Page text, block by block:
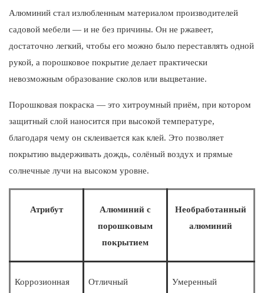
Алюминий стал излюбленным материалом производителей
садовой мебели — и не без причины. Он не ржавеет,
достаточно легкий, чтобы его можно было переставлять одной
рукой, а порошковое покрытие делает практически
невозможным образование сколов или выцветание.
Порошковая покраска — это хитроумный приём, при котором
защитный слой наносится при высокой температуре,
благодаря чему он склеивается как клей. Это позволяет
покрытию выдерживать дождь, солёный воздух и прямые
солнечные лучи на высоком уровне.
Атрибут
Алюминий с
порошковым
покрытием
Необработанный
алюминий
Коррозионная
Отличный Умеренный